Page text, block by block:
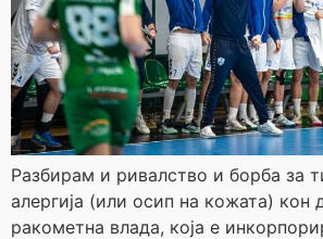
Разбирам и ривалство и борба за
алергија (или осип на кожата) кон
ракометна влада, која е